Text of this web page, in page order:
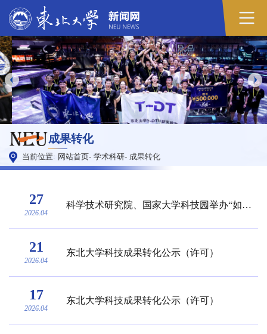
成果转化
当前位置: 网站首页- 学术科研- 成果转化
27
2026.04
科学技术研究院、国家大学科技园举办“如何为专利加速”专场讲座
21
2026.04
东北大学科技成果转化公示（许可）
17
2026.04
东北大学科技成果转化公示（许可）